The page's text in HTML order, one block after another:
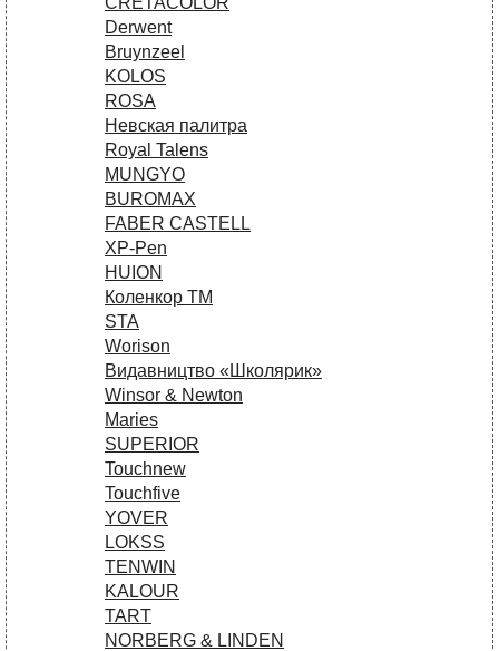
Derwent
Bruynzeel
KOLOS
ROSA
Невская палитра
Royal Talens
MUNGYO
BUROMAX
FABER CASTELL
XP-Pen
HUION
Коленкор ТМ
STA
Worison
Видавництво «Школярик»
Winsor & Newton
Maries
SUPERIOR
Touchnew
Touchfive
YOVER
LOKSS
TENWIN
KALOUR
TART
NORBERG & LINDEN